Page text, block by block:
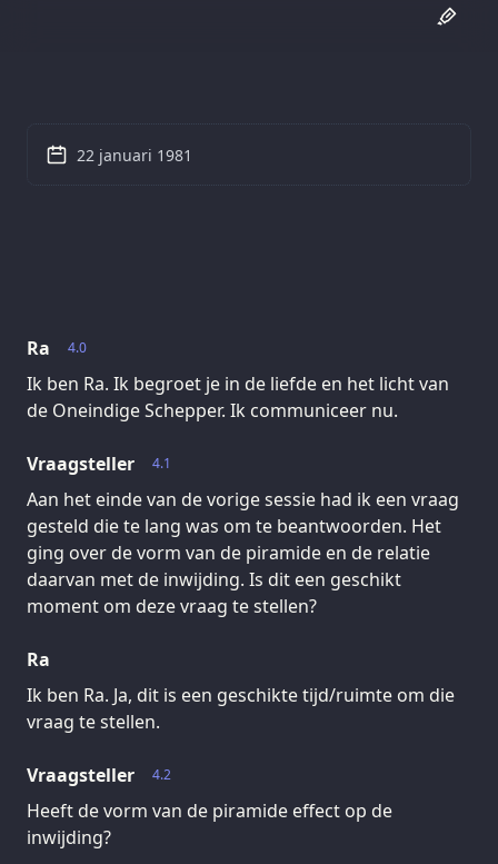
4.0
Ra
Ik ben Ra. Ik begroet je in de liefde en het licht van
de Oneindige Schepper. Ik communiceer nu.
4.1
Vraagsteller
Aan het einde van de vorige sessie had ik een vraag
gesteld die te lang was om te beantwoorden. Het
ging over de vorm van de piramide en de relatie
daarvan met de inwijding. Is dit een geschikt
moment om deze vraag te stellen?
Ra
Ik ben Ra. Ja, dit is een geschikte tijd/ruimte om die
vraag te stellen.
4.2
Vraagsteller
Heeft de vorm van de piramide effect op de
inwijding?
22 januari 1981